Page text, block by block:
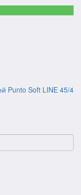
Punto Soft LINE 45/4